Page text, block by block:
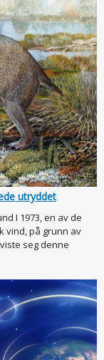
utryddet
I 1973, en av de
vind, på grunn av
seg denne